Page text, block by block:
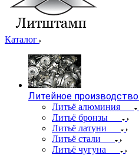
Каталог
Литейное производство
Литьё алюминия
Литьё бронзы
Литьё латуни
Литьё стали
Литьё чугуна